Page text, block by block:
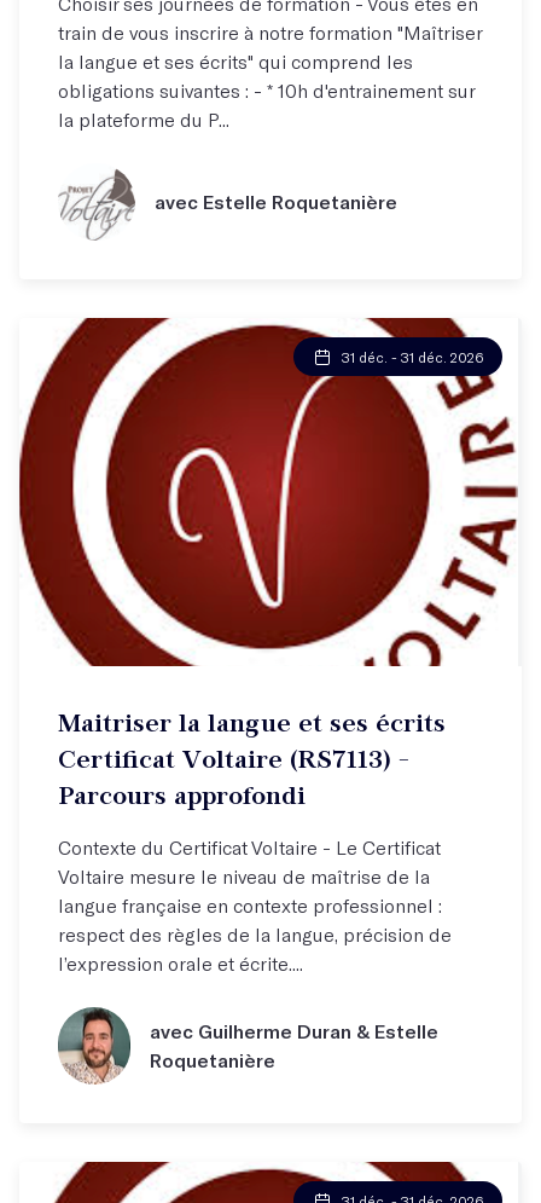
train de vous inscrire à notre formation "Maîtriser
la langue et ses écrits" qui comprend les
obligations suivantes : - * 10h d'entrainement sur
la plateforme du P...
avec Estelle Roquetanière
31 déc. - 31 déc. 2026
Maitriser la langue et ses écrits
Certificat Voltaire (RS7113) -
Parcours approfondi
Contexte du Certificat Voltaire - Le Certificat
Voltaire mesure le niveau de maîtrise de la
langue française en contexte professionnel :
respect des règles de la langue, précision de
l’expression orale et écrite....
avec Guilherme Duran & Estelle
Roquetanière